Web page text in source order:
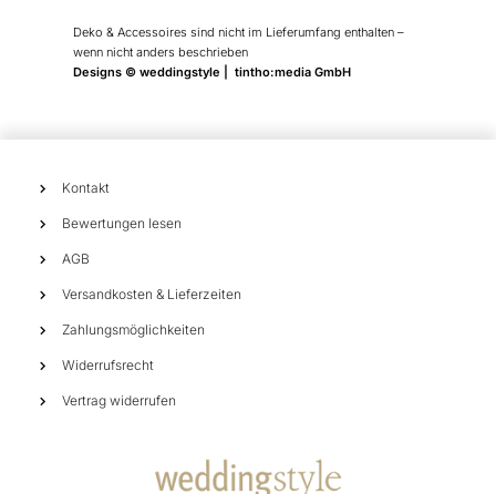
Deko & Accessoires sind nicht im Lieferumfang enthalten –
wenn nicht anders beschrieben
Designs © weddingstyle | tintho:media GmbH
Kontakt
Bewertungen lesen
AGB
Versandkosten & Lieferzeiten
Zahlungsmöglichkeiten
Widerrufsrecht
Vertrag widerrufen